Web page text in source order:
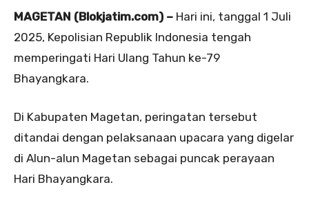
MAGETAN (Blokjatim.com) – Hari ini, tanggal 1 Juli
2025, Kepolisian Republik Indonesia tengah
memperingati Hari Ulang Tahun ke-79
Bhayangkara.
Di Kabupaten Magetan, peringatan tersebut
ditandai dengan pelaksanaan upacara yang digelar
di Alun-alun Magetan sebagai puncak perayaan
Hari Bhayangkara.